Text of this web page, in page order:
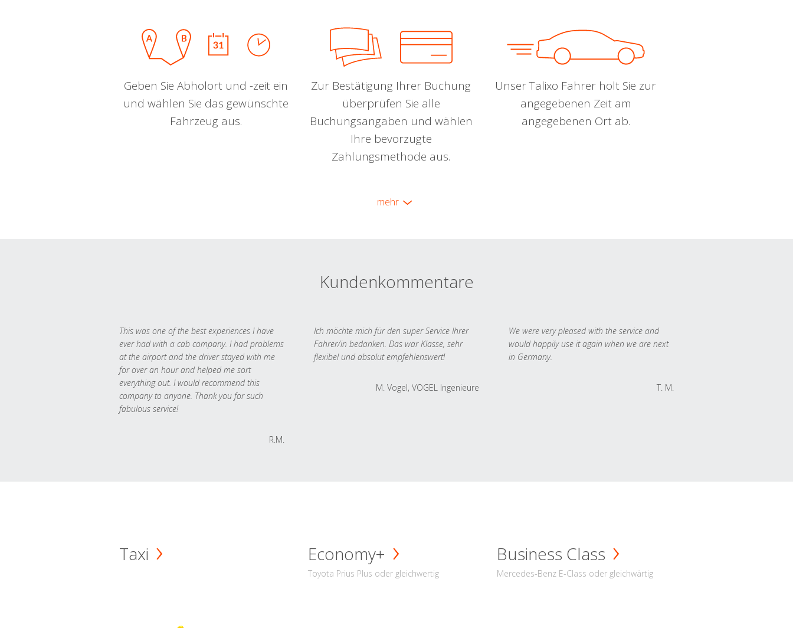
Geben Sie Abholort und -zeit ein
und wählen Sie das gewünschte
Fahrzeug aus.
Zur Bestätigung Ihrer Buchung
überprüfen Sie alle
Buchungsangaben und wählen
Ihre bevorzugte
Zahlungsmethode aus.
Unser Talixo Fahrer holt Sie zur
angegebenen Zeit am
angegebenen Ort ab.
mehr
Kundenkommentare
This was one of the best experiences I have
ever had with a cab company. I had problems
at the airport and the driver stayed with me
for over an hour and helped me sort
everything out. I would recommend this
company to anyone. Thank you for such
fabulous service!
R.M.
Ich möchte mich für den super Service Ihrer
Fahrer/in bedanken. Das war Klasse, sehr
flexibel und absolut empfehlenswert!
M. Vogel, VOGEL Ingenieure
We were very pleased with the service and
would happily use it again when we are next
in Germany.
T. M.
Taxi Economy+
Toyota Prius Plus oder gleichwertig
Business Class
Mercedes-Benz E-Class oder gleichwärtig